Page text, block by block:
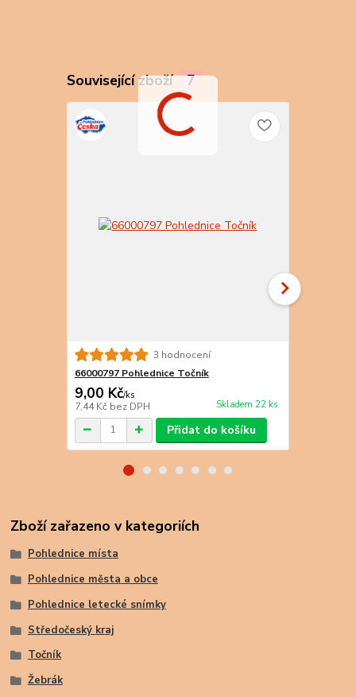
Související zboží 7
3 hodnocení
66000797 Pohlednice Točník
9,00 Kč/ks
7,44 Kč bez DPH Skladem 22 ks
Přidat do košíku
Zboží zařazeno v kategoriích
Pohlednice místa
Pohlednice města a obce
Pohlednice letecké snímky
Středočeský kraj
Točník
Žebrák